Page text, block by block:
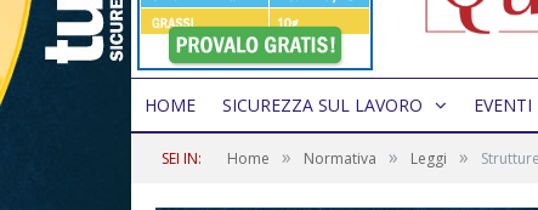
HOME SICUREZZA SUL LAVORO EVENTI
SEI IN: Home » Normativa » Leggi »